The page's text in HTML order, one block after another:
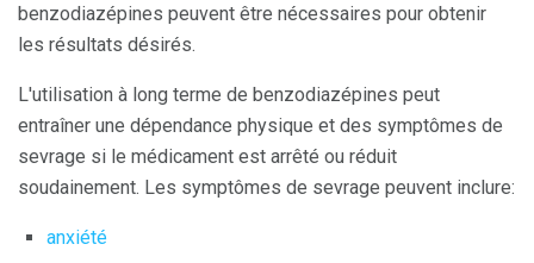
benzodiazépines peuvent être nécessaires pour obtenir
les résultats désirés.
L'utilisation à long terme de benzodiazépines peut
entraîner une dépendance physique et des symptômes de
sevrage si le médicament est arrêté ou réduit
soudainement. Les symptômes de sevrage peuvent inclure:
anxiété